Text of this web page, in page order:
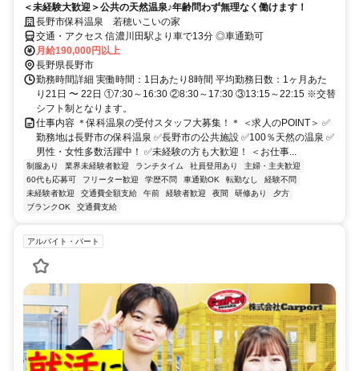
＜未経験大歓迎＞公共の天然温泉♪年齢問わず無理なく働けます！
長野市保科温泉 若穂いこいの家
交通・アクセス 信濃川田駅より車で13分 ◎車通勤可
月給190,000円以上
長野県長野市
勤務時間詳細 実働時間：1日あたり8時間 平均勤務日数：1ヶ月あた
り21日 〜 22日 ①7:30～16:30 ②8:30～17:30 ③13:15～22:15 ※交替
シフト制となります。
仕事内容 ＊保科温泉の受付スタッフ大募集！＊ ＜求人のPOINT＞ ✅
勤務地は長野市の保科温泉 ✅長野市の公共施設 ✅100％天然の温泉 ✅
男性・女性多数活躍中！ ✅未経験の方も大歓迎！ ＜お仕事...
制服あり 業界未経験者歓迎 ランチタイム 社員登用あり
主婦・主夫歓迎
60代も応募可
フリーター歓迎 学歴不問 車通勤OK 転勤なし
経験不問
未経験者歓迎
交通費全額支給 午前 経験者歓迎 夜間 研修あり
夕方
ブランクOK
交通費支給
アルバイト・パート